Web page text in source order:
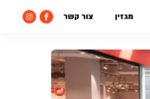
מגזין צור קשר